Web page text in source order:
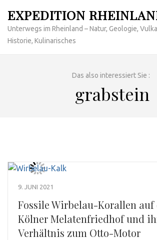
Inhalt
springen
(Enter
EXPEDITION
Unterwegs im Rheinland – Natur, Geologie,
Historie, Kulinarisches
Das also interessiert Sie :
grabstein
9. JUNI 2021
Fossile Wirbelau-Korallen auf
Kölner Melatenfriedhof und
Verhältnis zum Otto-Motor